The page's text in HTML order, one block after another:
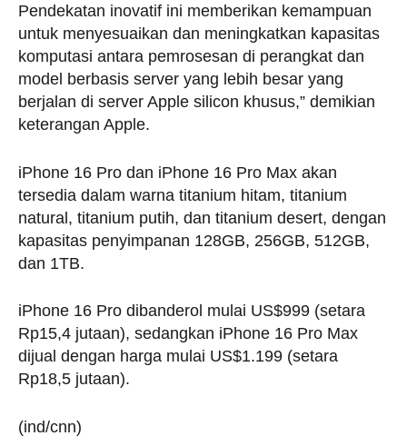
Pendekatan inovatif ini memberikan kemampuan
untuk menyesuaikan dan meningkatkan kapasitas
komputasi antara pemrosesan di perangkat dan
model berbasis server yang lebih besar yang
berjalan di server Apple silicon khusus,” demikian
keterangan Apple.
iPhone 16 Pro dan iPhone 16 Pro Max akan
tersedia dalam warna titanium hitam, titanium
natural, titanium putih, dan titanium desert, dengan
kapasitas penyimpanan 128GB, 256GB, 512GB,
dan 1TB.
iPhone 16 Pro dibanderol mulai US$999 (setara
Rp15,4 jutaan), sedangkan iPhone 16 Pro Max
dijual dengan harga mulai US$1.199 (setara
Rp18,5 jutaan).
(ind/cnn)